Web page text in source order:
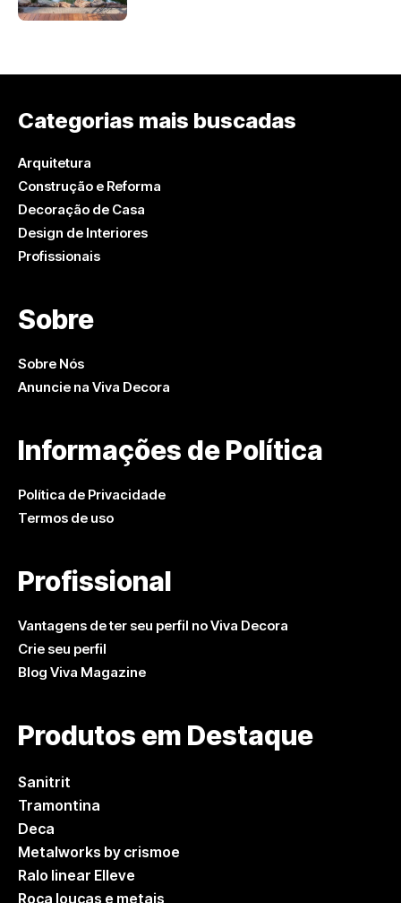
Categorias mais buscadas
Arquitetura
Construção e Reforma
Decoração de Casa
Design de Interiores
Profissionais
Sobre
Sobre Nós
Anuncie na Viva Decora
Informações de Política
Política de Privacidade
Termos de uso
Profissional
Vantagens de ter seu perfil no Viva Decora
Crie seu perfil
Blog Viva Magazine
Produtos em Destaque
Sanitrit
Tramontina
Deca
Metalworks by crismoe
Ralo linear Elleve
Roca louças e metais